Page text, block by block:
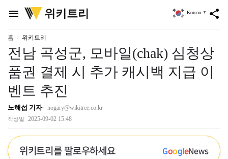
menu
위
키
리
위키트리 share
Korean ▼
홈 위키트리
전남 곡성군, 모바일(chak) 심청상
품권 결제 시 추가 캐시백 지급 이
벤트 추진
노해섭 기자 nogary@wikitree.co.kr
작성일 2025-09-02 15:48
위키트리를 팔로우하세요 GoogleNews